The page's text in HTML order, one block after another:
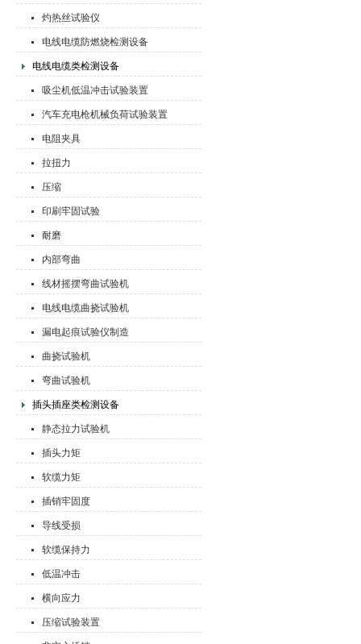
灼热丝试验仪
电线电缆防燃烧检测设备
电线电缆类检测设备
吸尘机低温冲击试验装置
汽车充电枪机械负荷试验装置
电阻夹具
拉扭力
压缩
印刷牢固试验
耐磨
内部弯曲
线材摇摆弯曲试验机
电线电缆曲挠试验机
漏电起痕试验仪制造
曲挠试验机
弯曲试验机
插头插座类检测设备
静态拉力试验机
插头力矩
软缆力矩
插销牢固度
导线受损
软缆保持力
低温冲击
横向应力
压缩试验装置